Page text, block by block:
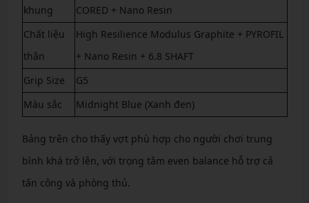
khung
CORED + Nano Resin
Chất liệu
thân
High Resilience Modulus Graphite + PYROFIL
+ Nano Resin + 6.8 SHAFT
Grip Size
G5
Màu sắc
Midnight Blue (Xanh đen)
Bảng trên cho thấy vợt phù hợp cho người chơi trung
bình khá trở lên, với trọng tâm even balance hỗ trợ cả
tấn công và phòng thủ.